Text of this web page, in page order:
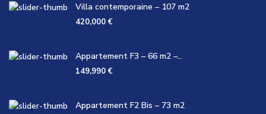
Villa contemporaine – 107 m2
420,000 €
Appartement F3 – 66 m2 –...
149,990 €
Appartement F2 Bis – 73 m2